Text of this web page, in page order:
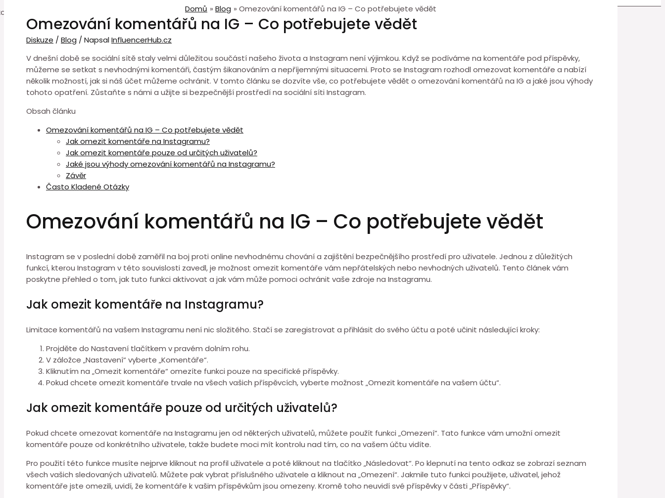
Domů
Blog Omezování komentářů na IG – Co potřebujete vědět
Omezování komentářů na IG – Co potřebujete vědět
Diskuze / Blog / NapsalInfluencerHub.cz
V dnešní době se sociální sítě staly velmi důležitou součástí našeho života a Instagram není výjimkou. Když se podíváme na komentáře pod příspěvky,
můžeme se setkat s nevhodnými komentáři, častým šikanováním a nepříjemnými situacemi. Proto se Instagram rozhodl omezovat komentáře a nabízí
několik možností, jak si náš účet můžeme ochránit. V tomto článku se dozvíte vše, co potřebujete vědět o omezování komentářů na IG a jaké jsou výhody
tohoto opatření. Zůstaňte s námi a užijte si bezpečnější prostředí na sociální síti Instagram.
Obsah článku
Omezování komentářů na IG – Co potřebujete vědět
Jak omezit komentáře na Instagramu?
Jak omezit komentáře pouze od určitých uživatelů?
Jaké jsou výhody omezování komentářů na Instagramu?
Závěr
Často Kladené Otázky
Omezování komentářů na IG – Co potřebujete vědět
Instagram se v poslední době zaměřil na boj proti online nevhodnému chování a zajištění bezpečnějšího prostředí pro uživatele. Jednou z důležitých
funkcí, kterou Instagram v této souvislosti zavedl, je možnost omezit komentáře vám nepřátelských nebo nevhodných uživatelů. Tento článek vám
poskytne přehled o tom, jak tuto funkci aktivovat a jak vám může pomoci ochránit vaše zdroje na Instagramu.
Jak omezit komentáře na Instagramu?
Limitace komentářů na vašem Instagramu není nic složitého. Stačí se zaregistrovat a přihlásit do svého účtu a poté učinit následující kroky:
Projděte do Nastavení tlačítkem v pravém dolním rohu.
V záložce „Nastavení“ vyberte „Komentáře“.
Kliknutím na „Omezit komentáře“ omezíte funkci pouze na specifické příspěvky.
Pokud chcete omezit komentáře trvale na všech vašich příspěvcích, vyberte možnost „Omezit komentáře na vašem účtu“.
Jak omezit komentáře pouze od určitých uživatelů?
Pokud chcete omezovat komentáře na Instagramu jen od některých uživatelů, můžete použít funkci „Omezení“. Tato funkce vám umožní omezit
komentáře pouze od konkrétního uživatele, takže budete moci mít kontrolu nad tím, co na vašem účtu vidíte.
Pro použití této funkce musíte nejprve kliknout na profil uživatele a poté kliknout na tlačítko „Následovat“. Po klepnutí na tento odkaz se zobrazí seznam
všech vašich sledovaných uživatelů. Můžete pak vybrat příslušného uživatele a kliknout na „Omezení“. Jakmile tuto funkci použijete, uživatel, jehož
komentáře jste omezili, uvidí, že komentáře k vašim příspěvkům jsou omezeny. Kromě toho neuvidí své příspěvky v části „Příspěvky“.